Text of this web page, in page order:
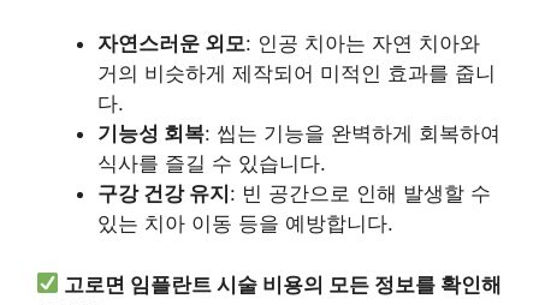
자연스러운 외모: 인공 치아는 자연 치아와
거의 비슷하게 제작되어 미적인 효과를 줍니
다.
기능성 회복: 씹는 기능을 완벽하게 회복하여
식사를 즐길 수 있습니다.
구강 건강 유지 : 빈 공간으로 인해 발생할 수
있는 치아 이동 등을 예방합니다.
고로면 임플란트 시술 비용의 모든 정보를 확인해